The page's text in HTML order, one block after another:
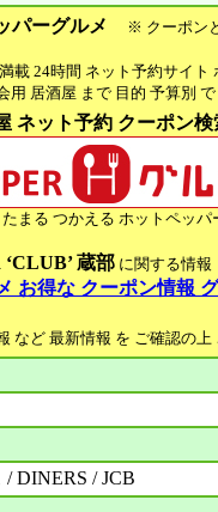
パーグルメ
※ クーポン
載 24時間 ネット予約サイト
居酒屋 まで 目的 予算別
ネット予約 クーポン
まる つかえる ホットペッパ
蔵部に関する情報
お得な クーポン情報
など 最新情報 を ご確認の上
DINERS / JCB